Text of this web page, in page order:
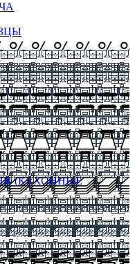
(КУХОННЫЕ